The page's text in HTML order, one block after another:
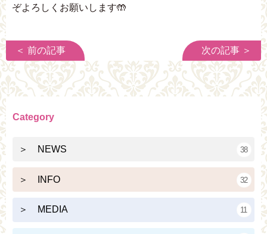
ぞよろしくお願いします🤲
＜ 前の記事 次の記事 ＞
Category
＞ NEWS 38
＞ INFO 32
＞ MEDIA 11